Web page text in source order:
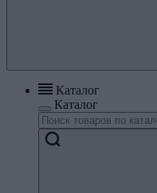
Каталог
Каталог